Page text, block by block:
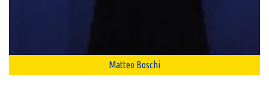
Matteo Boschi